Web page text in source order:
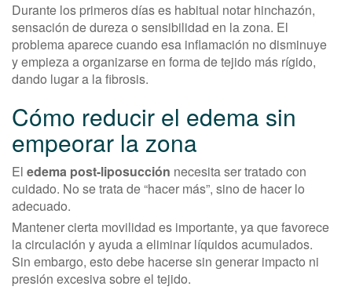
Durante los primeros días es habitual notar hinchazón,
sensación de dureza o sensibilidad en la zona. El
problema aparece cuando esa inflamación no disminuye
y empieza a organizarse en forma de tejido más rígido,
dando lugar a la fibrosis.
Cómo reducir el edema sin
empeorar la zona
El edema post-liposucción necesita ser tratado con
cuidado. No se trata de “hacer más”, sino de hacer lo
adecuado.
Mantener cierta movilidad es importante, ya que favorece
la circulación y ayuda a eliminar líquidos acumulados.
Sin embargo, esto debe hacerse sin generar impacto ni
presión excesiva sobre el tejido.